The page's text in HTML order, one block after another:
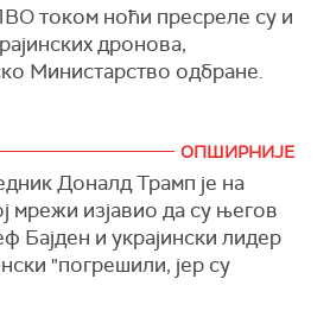
економије.
садашњи председник
његов претходник Џозеф
санкције које су постале
дипломатије.
током ноћи пресреле су и
дронова,
Министарство одбране.
ОПШИРНИЈЕ
Доналд Трамп је на
мрежи изјавио да су његов
Бајден и украјински лидер
"погрешили, јер су